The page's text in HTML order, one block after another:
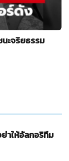
ะจริยธรรม
าให้อัลกอริทึม